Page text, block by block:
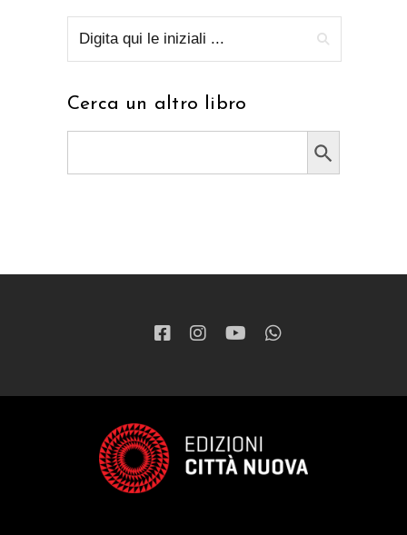
Cerca un altro libro
Search Button